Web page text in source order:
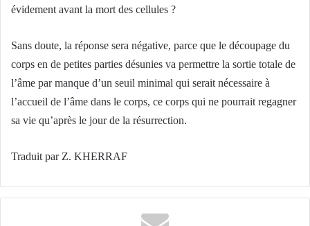
évidement avant la mort des cellules ?
Sans doute, la réponse sera négative, parce que le découpage du
corps en de petites parties désunies va permettre la sortie totale de
l’âme par manque d’un seuil minimal qui serait nécessaire à
l’accueil de l’âme dans le corps, ce corps qui ne pourrait regagner
sa vie qu’après le jour de la résurrection.
Traduit par Z. KHERRAF